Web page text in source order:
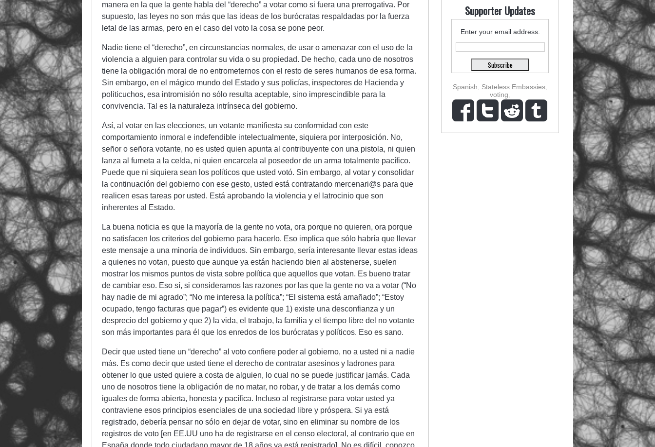
manera en la que la gente habla del “derecho” a votar como si fuera una prerrogativa. Por
supuesto, las leyes no son más que las ideas de los burócratas respaldadas por la fuerza
letal de las armas, pero en el caso del voto la cosa se pone peor.
Nadie tiene el “derecho”, en circunstancias normales, de usar o amenazar con el uso de la
violencia a alguien para controlar su vida o su propiedad. De hecho, cada uno de nosotros
tiene la obligación moral de no entrometernos con el resto de seres humanos de esa forma.
Sin embargo, en el mágico mundo del Estado y sus policías, inspectores de Hacienda y
politicuchos, esa intromisión no sólo resulta aceptable, sino imprescindible para la
convivencia. Tal es la naturaleza intrínseca del gobierno.
Así, al votar en las elecciones, un votante manifiesta su conformidad con este
comportamiento inmoral e indefendible intelectualmente, siquiera por interposición. No,
señor o señora votante, no es usted quien apunta al contribuyente con una pistola, ni quien
lanza al fumeta a la celda, ni quien encarcela al poseedor de un arma totalmente pacífico.
Puede que ni siquiera sean los políticos que usted votó. Sin embargo, al votar y consolidar
la continuación del gobierno con ese gesto, usted está contratando mercenari@s para que
realicen esas tareas por usted. Está aprobando la violencia y el latrocinio que son
inherentes al Estado.
La buena noticia es que la mayoría de la gente no vota, ora porque no quieren, ora porque
no satisfacen los criterios del gobierno para hacerlo. Eso implica que sólo habría que llevar
este mensaje a una minoría de individuos. Sin embargo, sería interesante llevar estas ideas
a quienes no votan, puesto que aunque ya están haciendo bien al abstenerse, suelen
mostrar los mismos puntos de vista sobre política que aquellos que votan. Es bueno tratar
de cambiar eso. Eso sí, si consideramos las razones por las que la gente no va a votar (“No
hay nadie de mi agrado”; “No me interesa la política”; “El sistema está amañado”; “Estoy
ocupado, tengo facturas que pagar”) es evidente que 1) existe una desconfianza y un
desprecio del gobierno y que 2) la vida, el trabajo, la familia y el tiempo libre del no votante
son más importantes para él que los enredos de los burócratas y políticos. Eso es sano.
Decir que usted tiene un “derecho” al voto confiere poder al gobierno, no a usted ni a nadie
más. Es como decir que usted tiene el derecho de contratar asesinos y ladrones para
obtener lo que usted quiere a costa de alguien, lo cual no se puede justificar jamás. Cada
uno de nosotros tiene la obligación de no matar, no robar, y de tratar a los demás como
iguales de forma abierta, honesta y pacífica. Incluso al registrarse para votar usted ya
contraviene esos principios esenciales de una sociedad libre y próspera. Si ya está
registrado, debería pensar no sólo en dejar de votar, sino en eliminar su nombre de los
registros de voto [en EE.UU uno ha de registrarse en el censo electoral, al contrario que en
España donde todo ciudadano mayor de 18 años ya está registrado]. No es difícil, conozco
Supporter Updates
Enter your email address:
Spanish Stateless Embassies
voting